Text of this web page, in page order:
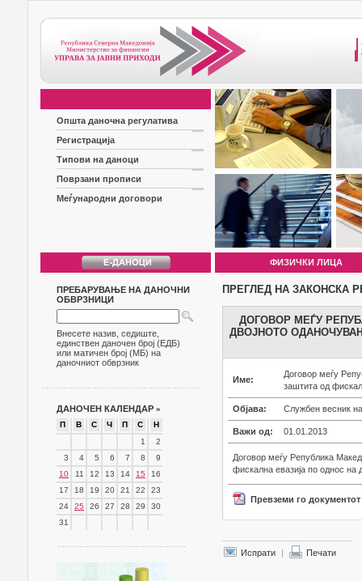
Општа даночна регулатива
Регистрација
Типови на даноци
Поврзани прописи
Меѓународни договори
ФИЗИЧКИ ЛИЦА
ПРЕБАРУВАЊЕ НА ДАНОЧНИ
ОБВРЗНИЦИ
Внесете назив, седиште,
единствен даночен број (ЕДБ)
или матичен број (МБ) на
даночниот обврзник
ДАНОЧЕН КАЛЕНДАР »
П В С Ч П С
Н
1
2
3
4 5 6 7 8
9
10
11 12 13 14 15
16
17
18 19 20 21 22
23
24
25 26 27 28 29
30
31
ПРЕГЛЕД НА ЗАКОНСКА
ДОГОВОР МЕЃУ
ДВОЈНОТО
Име:
Договор меѓу
заштита од
Објава: Службен весник
Важи од: 01.01.2013
Договор меѓу Република
фискална евазија по однос на
Превземи го документот
Испрати | Печати